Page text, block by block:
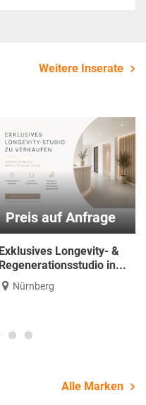
Weitere Inserate
Preis auf Anfrage
Exklusives Longevity- &
Regenerationsstudio in...
Nürnberg
Alle Marken